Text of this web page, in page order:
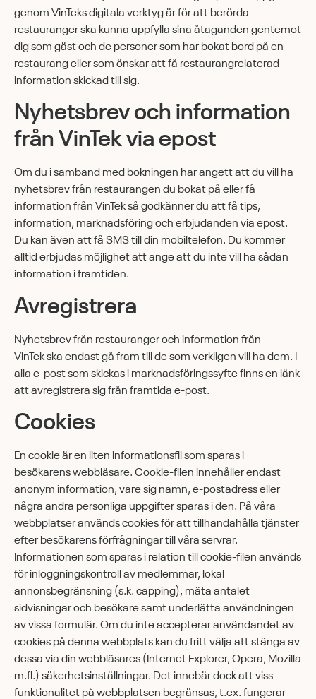
genom VinTeks digitala verktyg är för att berörda
restauranger ska kunna uppfylla sina åtaganden gentemot
dig som gäst och de personer som har bokat bord på en
restaurang eller som önskar att få restaurangrelaterad
information skickad till sig.
Nyhetsbrev och information
från VinTek via epost
Om du i samband med bokningen har angett att du vill ha
nyhetsbrev från restaurangen du bokat på eller få
information från VinTek så godkänner du att få tips,
information, marknadsföring och erbjudanden via epost.
Du kan även att få SMS till din mobiltelefon. Du kommer
alltid erbjudas möjlighet att ange att du inte vill ha sådan
information i framtiden.
Avregistrera
Nyhetsbrev från restauranger och information från
VinTek ska endast gå fram till de som verkligen vill ha dem. I
alla e-post som skickas i marknadsföringssyfte finns en länk
att avregistrera sig från framtida e-post.
Cookies
En cookie är en liten informationsfil som sparas i
besökarens webbläsare. Cookie-filen innehåller endast
anonym information, vare sig namn, e-postadress eller
några andra personliga uppgifter sparas i den. På våra
webbplatser används cookies för att tillhandahålla tjänster
efter besökarens förfrågningar till våra servrar.
Informationen som sparas i relation till cookie-filen används
för inloggningskontroll av medlemmar, lokal
annonsbegränsning (s.k. capping), mäta antalet
sidvisningar och besökare samt underlätta användningen
av vissa formulär. Om du inte accepterar användandet av
cookies på denna webbplats kan du fritt välja att stänga av
dessa via din webbläsares (Internet Explorer, Opera, Mozilla
m.fl.) säkerhetsinställningar. Det innebär dock att viss
funktionalitet på webbplatsen begränsas, t.ex. fungerar